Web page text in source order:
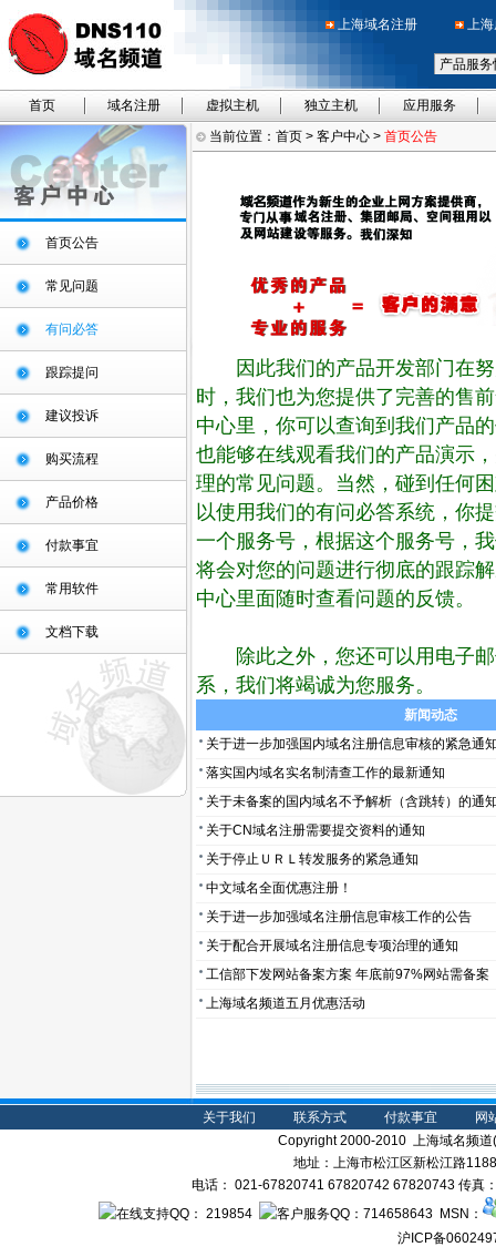
上海域名注册 上
首页 域名注册 虚拟主机 独立主机 应用服务
首页公告
常见问题
有问必答
跟踪提问
建议投诉
购买流程
产品价格
付款事宜
常用软件
文档下载
当前位置： 首页 > 客户中心 > 首页公告
因此我们的产品开发部门在
时，我们也为您提供了完善的售
中心里，你可以查询到我们产品
也能够在线观看我们的产品演示
理的常见问题。当然，碰到任何
以使用我们的有问必答系统，你
一个服务号，根据这个服务号，
将会对您的问题进行彻底的跟踪
中心里面随时查看问题的反馈。
除此之外，您还可以用电子邮
系，我们将竭诚为您服务。
新闻动态
关于进一步加强国内域名注册信息审核的紧急通
落实国内域名实名制清查工作的最新通知
关于未备案的国内域名不予解析（含跳转）的通
关于CN域名注册需要提交资料的通知
关于停止ＵＲＬ转发服务的紧急通知
中文域名全面优惠注册！
关于进一步加强域名注册信息审核工作的公告
关于配合开展域名注册信息专项治理的通知
工信部下发网站备案方案 年底前97%网站需备案
上海域名频道五月优惠活动
关于我们 联系方式 付款事宜
网
Copyright 2000-2010 上海域名频
地址：上海市松江区新松江路
电话： 021-67820741 67820742 67820743 传真
： 219854
：714658643 MSN：
沪ICP备